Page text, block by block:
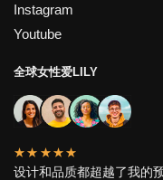
Instagram
Youtube
全球女性爱LILY
★★★★★
设计和品质都超越了我的